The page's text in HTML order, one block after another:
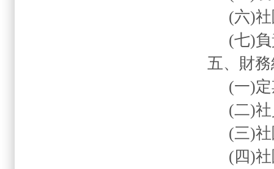
(六)
(七)
五、財
(一)
(二)
(三)
( 四)